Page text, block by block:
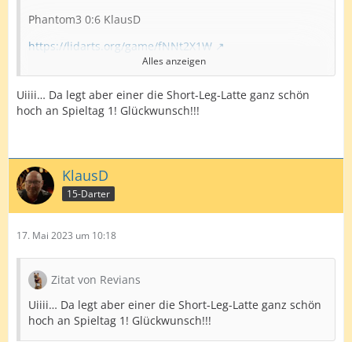
Phantom3 0:6 KlausD
https://lidarts.org/game/fNNt2X1W
SL: 1x18 KlausD
Danke
Phantom3 für das faire Spiel. Nach langem
habe ich mal wieder die Doppel getroffen, das war mein
Darts
LG Klaus
Alles anzeigen
Uiiii… Da legt aber einer die Short-Leg-Latte ganz schön
hoch an Spieltag 1! Glückwunsch!!!
KlausD
15-Darter
17. Mai 2023 um 10:18
Zitat von Revians
Uiiii… Da legt aber einer die Short-Leg-Latte ganz schön
hoch an Spieltag 1! Glückwunsch!!!